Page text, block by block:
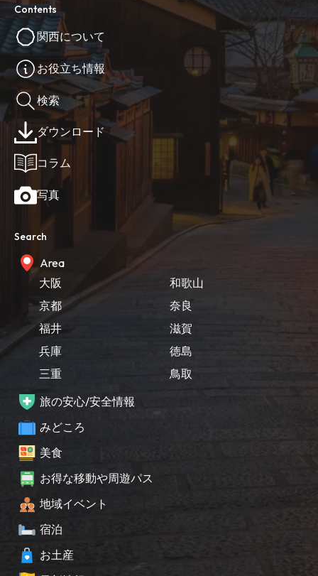
Contents
関西について
お役立ち情報
検索
ダウンロード
コラム
写真
Search
Area
大阪
京都
福井
兵庫
三重
和歌山
奈良
滋賀
徳島
鳥取
旅の安心/安全情報
みどころ
美食
お得な移動や周遊パス
地域イベント
宿泊
お土産